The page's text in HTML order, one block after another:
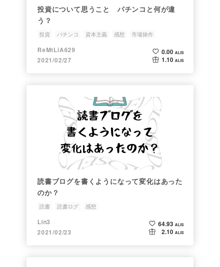
投資について思うこと パチンコと何が違
う？
投資 パチンコ 資本主義 感想 市場操作
ReMtLiA629
2021/02/27
0.00 ALIS
1.10 ALIS
読書ブログを書くようになって変化はあった
のか？
読書 読書ログ 感想
Lin3
2021/02/23
64.93 ALIS
2.10 ALIS